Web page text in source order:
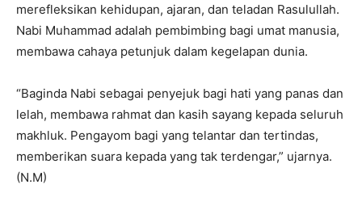
merefleksikan kehidupan, ajaran, dan teladan Rasulullah.
Nabi Muhammad adalah pembimbing bagi umat manusia,
membawa cahaya petunjuk dalam kegelapan dunia.
“Baginda Nabi sebagai penyejuk bagi hati yang panas dan
lelah, membawa rahmat dan kasih sayang kepada seluruh
makhluk. Pengayom bagi yang telantar dan tertindas,
memberikan suara kepada yang tak terdengar,” ujarnya.
(N.M)